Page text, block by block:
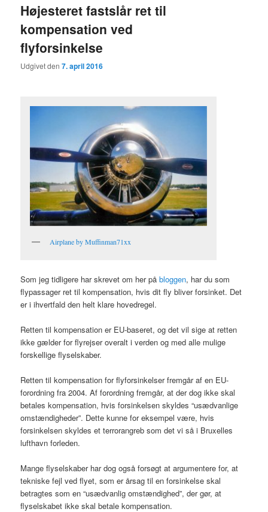
Højesteret fastslår ret til
kompensation ved
flyforsinkelse
Udgivet den7. april 2016
Airplane by Muffinman71xx
Som jeg tidligere har skrevet om her påbloggen, har du som
flypassager ret til kompensation, hvis dit fly bliver forsinket. Det
er i ihvertfald den helt klare hovedregel.
Retten til kompensation er EU-baseret, og det vil sige at retten
ikke gælder for flyrejser overalt i verden og med alle mulige
forskellige flyselskaber.
Retten til kompensation for flyforsinkelser fremgår af en EU-
forordning fra 2004. Af forordning fremgår, at der dog ikke skal
betales kompensation, hvis forsinkelsen skyldes “usædvanlige
omstændigheder”. Dette kunne for eksempel være, hvis
forsinkelsen skyldes et terrorangreb som det vi så i Bruxelles
lufthavn forleden.
Mange flyselskaber har dog også forsøgt at argumentere for, at
tekniske fejl ved flyet, som er årsag til en forsinkelse skal
betragtes som en “usædvanlig omstændighed”, der gør, at
flyselskabet ikke skal betale kompensation.